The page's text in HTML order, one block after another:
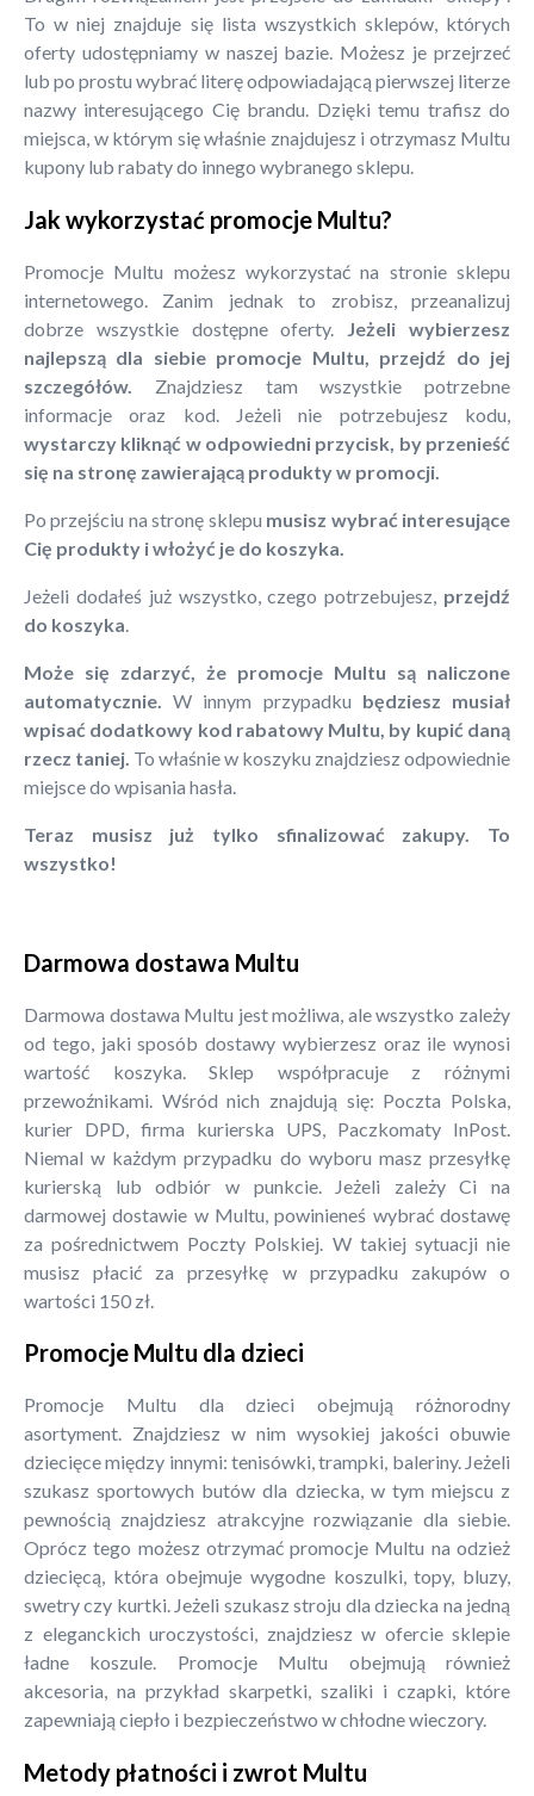
To w niej znajduje się lista wszystkich sklepów, których
oferty udostępniamy w naszej bazie. Możesz je przejrzeć
lub po prostu wybrać literę odpowiadającą pierwszej literze
nazwy interesującego Cię brandu. Dzięki temu trafisz do
miejsca, w którym się właśnie znajdujesz i otrzymasz Multu
kupony lub rabaty do innego wybranego sklepu.
Jak wykorzystać promocje Multu?
Promocje Multu możesz wykorzystać na stronie sklepu
internetowego. Zanim jednak to zrobisz, przeanalizuj
dobrze wszystkie dostępne oferty.
Jeżeli wybierzesz
najlepszą dla siebie promocje Multu, przejdź do jej
szczegółów. Znajdziesz tam wszystkie potrzebne
informacje oraz kod. Jeżeli nie potrzebujesz kodu,
wystarczy kliknąć w odpowiedni przycisk, by przenieść
się na stronę zawierającą produkty w promocji.
Po przejściu na stronę sklepu musisz wybrać interesujące
Cię produkty i włożyć je do koszyka.
Jeżeli dodałeś już wszystko, czego potrzebujesz, przejdź
do koszyka
Może się zdarzyć, że promocje Multu są naliczone
automatycznie.
W innym przypadku będziesz musiał
wpisać dodatkowy kod rabatowy Multu, by kupić daną
rzecz taniej. To właśnie w koszyku znajdziesz odpowiednie
miejsce do wpisania hasła.
Teraz musisz już tylko sfinalizować zakupy. To
wszystko!
Darmowa dostawa Multu
Darmowa dostawa Multu jest możliwa, ale wszystko zależy
od tego, jaki sposób dostawy wybierzesz oraz ile wynosi
wartość koszyka. Sklep współpracuje z różnymi
przewoźnikami. Wśród nich znajdują się: Poczta Polska,
kurier DPD, firma kurierska UPS, Paczkomaty InPost.
Niemal w każdym przypadku do wyboru masz przesyłkę
kurierską lub odbiór w punkcie. Jeżeli zależy Ci na
darmowej dostawie w Multu, powinieneś wybrać dostawę
za pośrednictwem Poczty Polskiej. W takiej sytuacji nie
musisz płacić za przesyłkę w przypadku zakupów o
wartości 150 zł.
Promocje Multu dla dzieci
Promocje Multu dla dzieci obejmują różnorodny
asortyment. Znajdziesz w nim wysokiej jakości obuwie
dziecięce między innymi: tenisówki, trampki, baleriny. Jeżeli
szukasz sportowych butów dla dziecka, w tym miejscu z
pewnością znajdziesz atrakcyjne rozwiązanie dla siebie.
Oprócz tego możesz otrzymać promocje Multu na odzież
dziecięcą, która obejmuje wygodne koszulki, topy, bluzy,
swetry czy kurtki. Jeżeli szukasz stroju dla dziecka na jedną
z eleganckich uroczystości, znajdziesz w ofercie sklepie
ładne koszule. Promocje Multu obejmują również
akcesoria, na przykład skarpetki, szaliki i czapki, które
zapewniają ciepło i bezpieczeństwo w chłodne wieczory.
Metody płatności i zwrot Multu